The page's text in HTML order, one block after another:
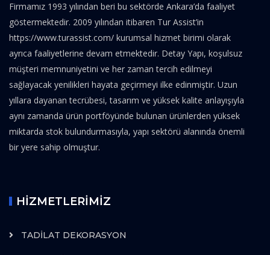
Firmamız 1993 yılından beri bu sektörde Ankara’da faaliyet
göstermektedir. 2009 yılından itibaren Tur Assist’in
https://www.turassist.com/ kurumsal hizmet birimi olarak
ayrıca faaliyetlerine devam etmektedir. Detay Yapı, koşulsuz
müşteri memnuniyetini ve her zaman tercih edilmeyi
sağlayacak yenilikleri hayata geçirmeyi ilke edinmiştir. Uzun
yıllara dayanan tecrübesi, tasarım ve yüksek kalite anlayışıyla
aynı zamanda ürün portföyünde bulunan ürünlerden yüksek
miktarda stok bulundurmasıyla, yapı sektörü alanında önemli
bir yere sahip olmuştur.
HİZMETLERİMİZ
TADİLAT DEKORASYON